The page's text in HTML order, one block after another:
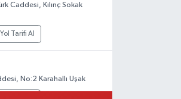
Caddesi, Kılınç Sokak
Yol Tarifi Al
No:2 Karahallı Uşak